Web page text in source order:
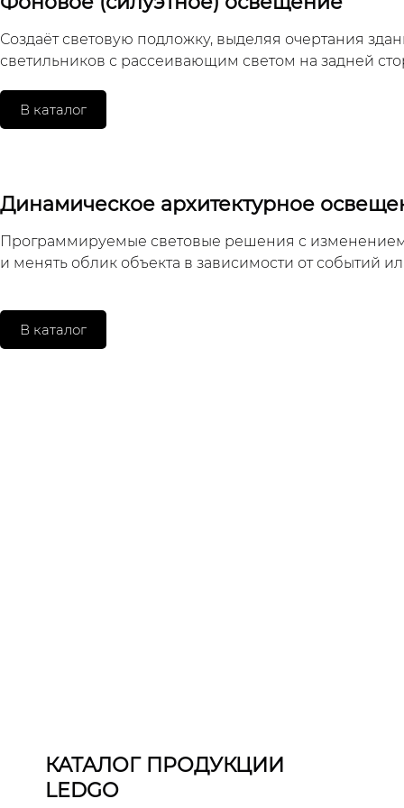
Создаёт световую подложку, выделяя очертания
светильников с рассеивающим светом на задней
В каталог
Динамическое архитектурное
Программируемые световые решения с изменением
и менять облик объекта в зависимости от событий
В каталог
КАТАЛОГ ПРОДУКЦИИ
LEDGO